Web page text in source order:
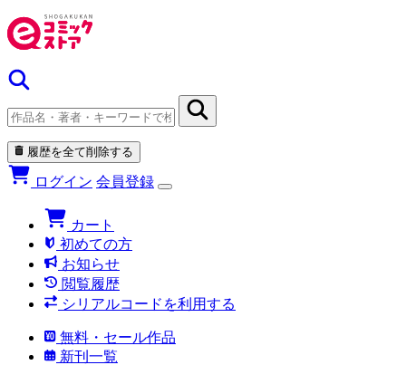
履歴を全て削除する
ログイン 会員登録
カート
初めての方
お知らせ
閲覧履歴
シリアルコードを利用する
無料・セール作品
新刊一覧